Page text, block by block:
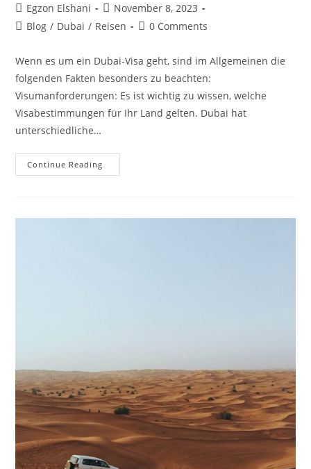
Egzon Elshani
November 8, 2023
Blog / Dubai / Reisen 0 Comments
Wenn es um ein Dubai-Visa geht, sind im Allgemeinen die
folgenden Fakten besonders zu beachten:
Visumanforderungen: Es ist wichtig zu wissen, welche
Visabestimmungen für Ihr Land gelten. Dubai hat
unterschiedliche…
Continue Reading